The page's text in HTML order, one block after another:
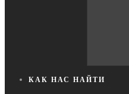
КАК НАС НАЙТИ